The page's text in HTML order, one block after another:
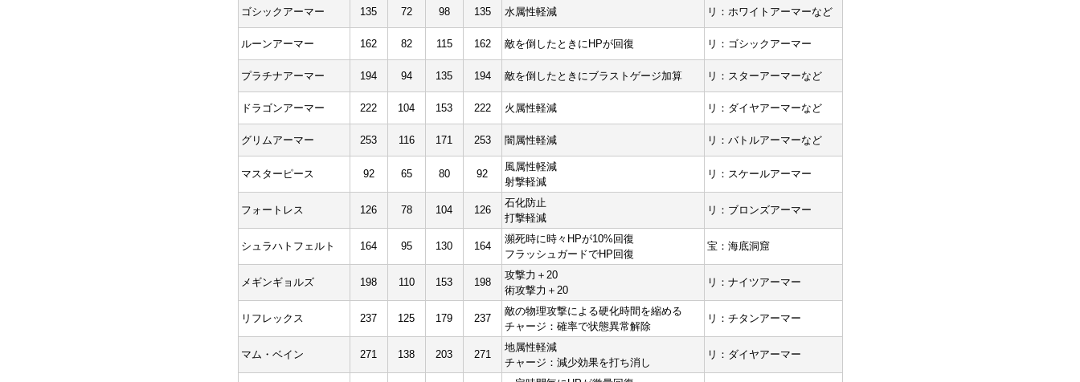
ゴシックアーマー 135 72 98 135 水属性軽減 リ：ホワイトアーマーなど
ルーンアーマー 162 82 115 162 敵を倒したときにHPが回復 リ：ゴシックアーマー
プラチナアーマー 194 94 135 194 敵を倒したときにブラストゲージ加算 リ：スターアーマーなど
ドラゴンアーマー 222 104 153 222 火属性軽減 リ：ダイヤアーマーなど
グリムアーマー 253 116 171 253 闇属性軽減 リ：バトルアーマーなど
マスターピース 92 65 80 92
風属性軽減
射撃軽減
リ：スケールアーマー
フォートレス 126 78 104 126
石化防止
打撃軽減
リ：ブロンズアーマー
シュラハトフェルト 164 95 130 164
瀕死時に時々HPが10%回復
フラッシュガードでHP回復
宝：海底洞窟
メギンギョルズ 198 110 153 198
攻撃力＋20
術攻撃力＋20
リ：ナイツアーマー
リフレックス 237 125 179 237
敵の物理攻撃による硬化時間を縮める
チャージ：確率で状態異常解除
リ：チタンアーマー
マム・ベイン 271 138 203 271
地属性軽減
チャージ：減少効果を打ち消し
リ：ダイヤアーマー